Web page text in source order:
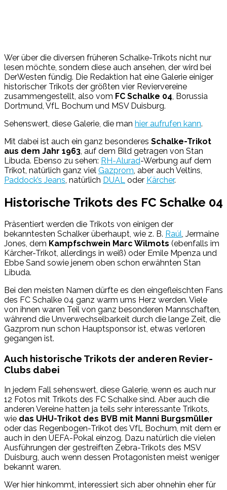
Wer über die diversen früheren Schalke-Trikots nicht nur
lesen möchte, sondern diese auch ansehen, der wird bei
DerWesten fündig. Die Redaktion hat eine Galerie einiger
historischer Trikots der größten vier Reviervereine
zusammengestellt, also vom FC Schalke 04 , Borussia
Dortmund, VfL Bochum und MSV Duisburg.
Sehenswert, diese Galerie, die man hier aufrufen kann.
Mit dabei ist auch ein ganz besonderes Schalke-Trikot
aus dem Jahr 1963 , auf dem Bild getragen von Stan
Libuda. Ebenso zu sehen: RH-Alurad-Werbung auf dem
Trikot, natürlich ganz viel Gazprom , aber auch Veltins,
Paddock’s Jeans , natürlich DUAL oder Kärcher.
Historische Trikots des FC Schalke 04
Präsentiert werden die Trikots von einigen der
bekanntesten Schalker überhaupt, wie z. B. Raúl, Jermaine
Jones, dem Kampfschwein Marc Wilmots (ebenfalls im
Kärcher-Trikot, allerdings in weiß) oder Emile Mpenza und
Ebbe Sand sowie jenem oben schon erwähnten Stan
Libuda.
Bei den meisten Namen dürfte es den eingefleischten Fans
des FC Schalke 04 ganz warm ums Herz werden. Viele
von ihnen waren Teil von ganz besonderen Mannschaften,
während die Unverwechselbarkeit durch die lange Zeit, die
Gazprom nun schon Hauptsponsor ist, etwas verloren
gegangen ist.
Auch historische Trikots der anderen Revier-
Clubs dabei
In jedem Fall sehenswert, diese Galerie, wenn es auch nur
12 Fotos mit Trikots des FC Schalke sind. Aber auch die
anderen Vereine hatten ja teils sehr interessante Trikots,
wie das UHU-Trikot des BVB mit Manni Burgsmüller
oder das Regenbogen-Trikot des VfL Bochum, mit dem er
auch in den UEFA-Pokal einzog. Dazu natürlich die vielen
Ausführungen der gestreiften Zebra-Trikots des MSV
Duisburg, auch wenn dessen Protagonisten meist weniger
bekannt waren.
Wer hier hinkommt, interessiert sich aber ohnehin eher für